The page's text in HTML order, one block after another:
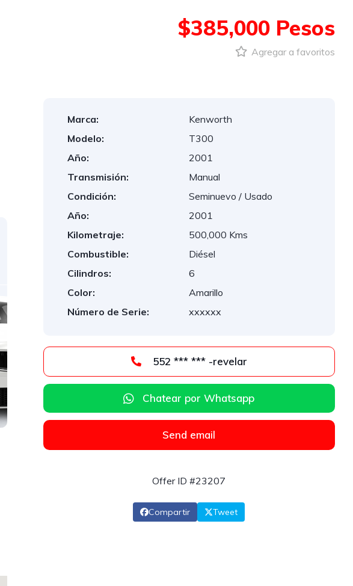
$385,000 Pesos
Agregar a favoritos
Marca:
Kenworth
Modelo:
T300
Año:
2001
Transmisión:
Manual
Condición:
Seminuevo / Usado
Año:
2001
Kilometraje:
500,000 Kms
Combustible:
Diésel
Cilindros:
6
Color:
Amarillo
Número de Serie:
xxxxxx
552 *** *** -revelar
Chatear por Whatsapp
Send email
Offer ID #23207
Compartir Tweet